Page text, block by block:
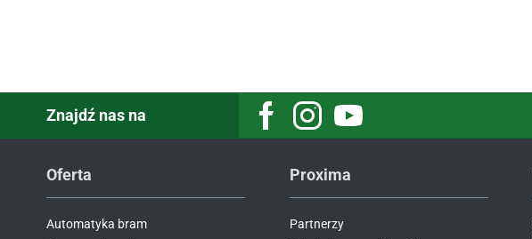
Znajdź nas na FacebookInstagramYoutube
Oferta
Automatyka bram
Proxima
Partnerzy